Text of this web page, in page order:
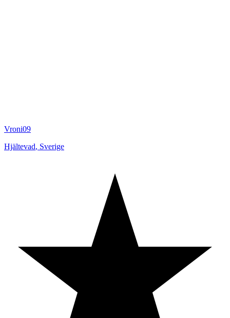
Vroni09
Hjältevad, Sverige